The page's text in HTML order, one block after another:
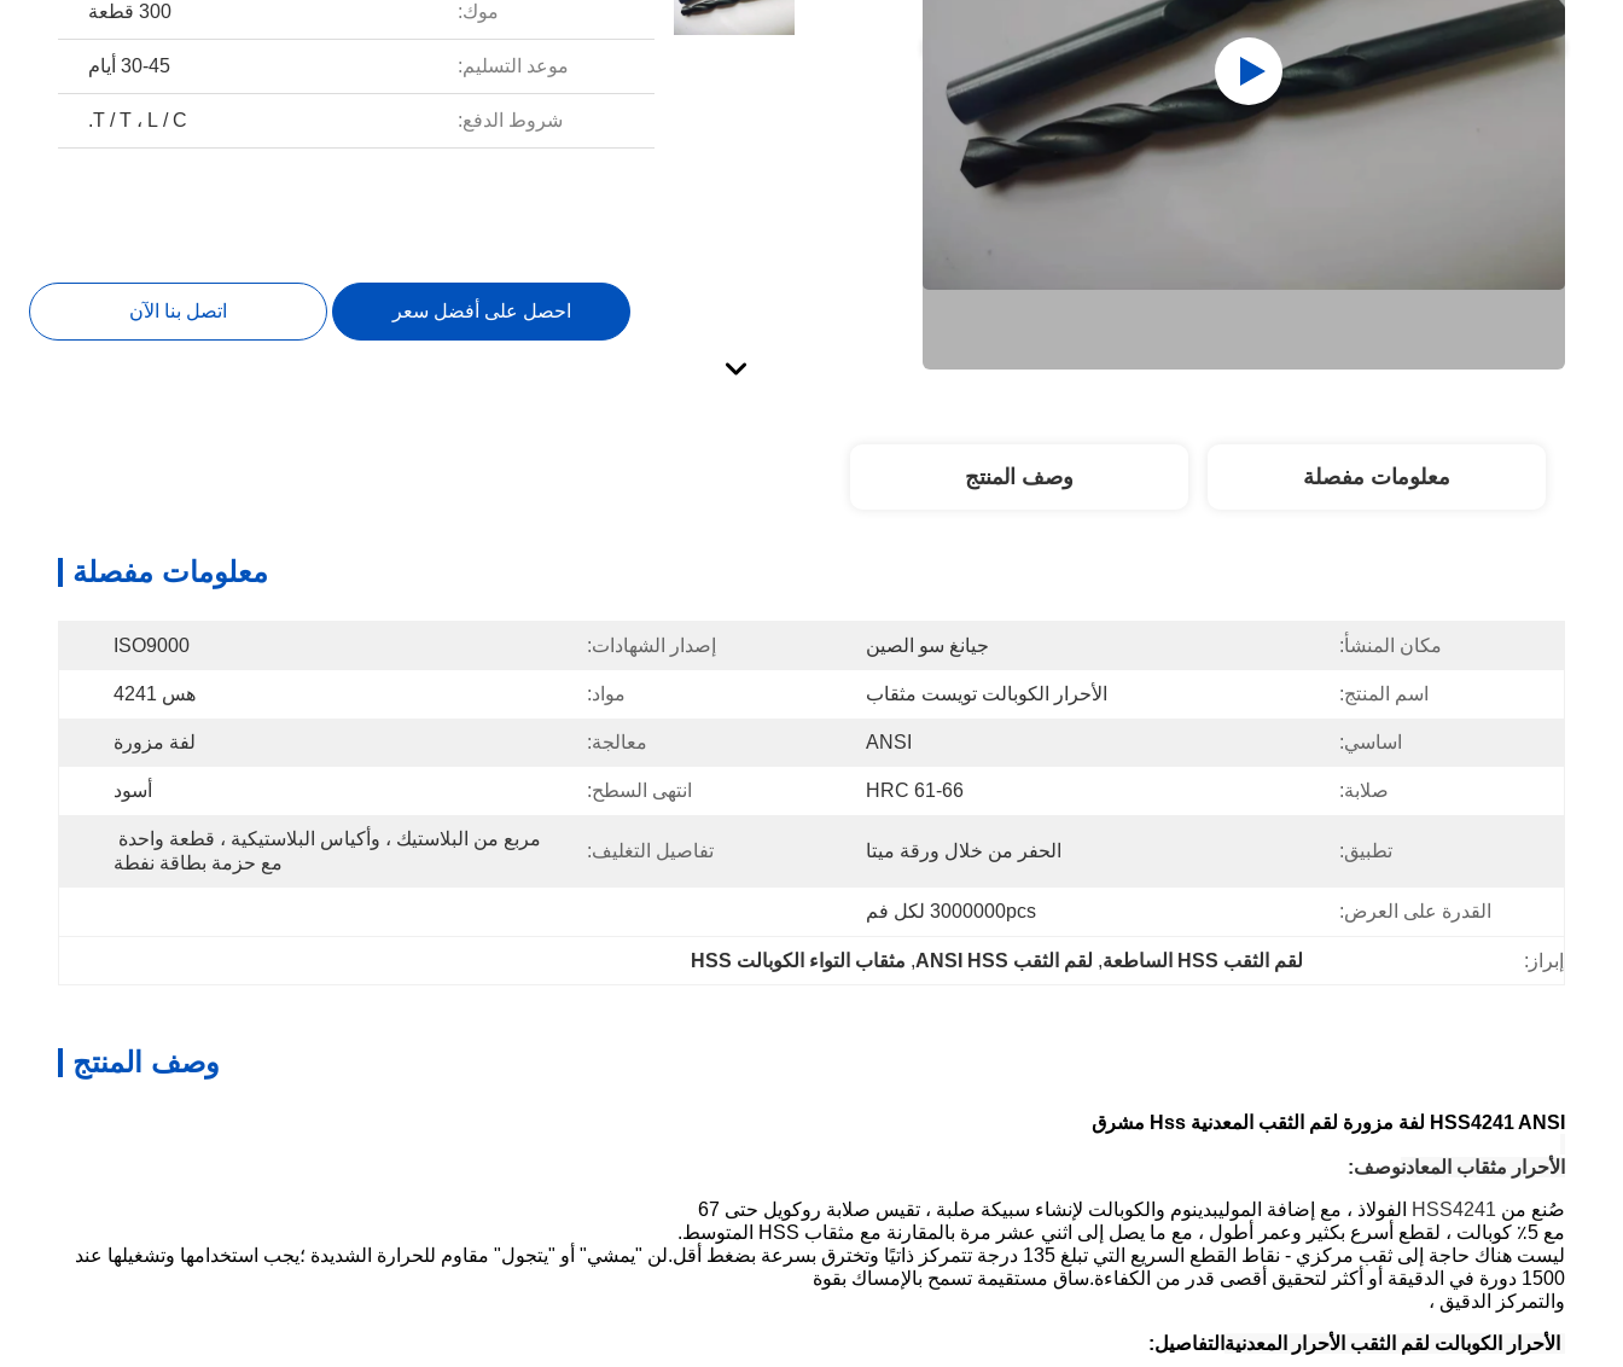
موك: 300 قطعة
موعد التسليم: 30-45 أيام
شروط الدفع: T / T ، L / C.
احصل على أفضل سعر اتصل بنا الآن
معلومات مفصلة وصف المنتج
معلومات مفصلة
مكان المنشأ: جيانغ سو الصين إصدار الشهادات: ISO9000
اسم المنتج: الأحرار الكوبالت تويست مثقاب مواد: هس 4241
اساسي: ANSI معالجة: لفة مزورة
صلابة: HRC 61-66 انتهى السطح: أسود
تطبيق: الحفر من خلال ورقة ميتا تفاصيل التغليف:
مع حزمة بطاقة نفطة
القدرة على العرض: 3000000pcs لكل فم
إبراز: لقم الثقب HSS الساطعة , لقم الثقب ANSI HSS , مثقاب التواء الكوبالت HSS
وصف المنتج
HSS4241 ANSI لفة مزورة لقم الثقب المعدنية Hss مشرق
الأحرار مثقاب المعادنوصف:
صُنع من HSS4241
الفولاذ ، مع إضافة الموليبدينوم والكوبالت لإنشاء سبيكة صلبة ، تقيس صلابة روكويل حتى 67
مع 5٪ كوبالت ، لقطع أسرع بكثير وعمر أطول ، مع ما يصل إلى اثني عشر مرة بالمقارنة مع مثقاب HSS المتوسط.
ليست هناك حاجة إلى ثقب مركزي - نقاط القطع السريع التي تبلغ 135 درجة تتمركز ذاتيًا وتخترق بسرعة بضغط أقل.لن "يمشي" أو "يتجول" مقاوم للحرارة الشديدة ؛يجب استخدامها وتشغيلها عند
1500 دورة في الدقيقة أو أكثر لتحقيق أقصى قدر من الكفاءة.ساق مستقيمة تسمح بالإمساك بقوة
والتمركز الدقيق ،
الأحرار الكوبالت لقم الثقب الأحرار المعدنية التفاصيل: